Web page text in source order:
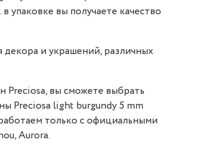
упаковке вы получаете качество
и украшений, различных
Preciosa, вы сможете выбрать
Preciosa light burgundy 5 mm
только с официальными
Aurora.